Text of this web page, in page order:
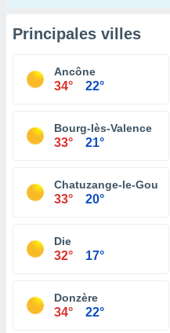
Principales villes
Ancône
34° 22°
Bourg-lès-Valence
33° 21°
Chatuzange-le-Goubet
33° 20°
Die
32° 17°
Donzère
34° 22°